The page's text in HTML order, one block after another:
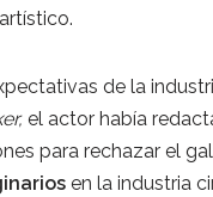
de la
el actor había
para rechazar el
en la industria